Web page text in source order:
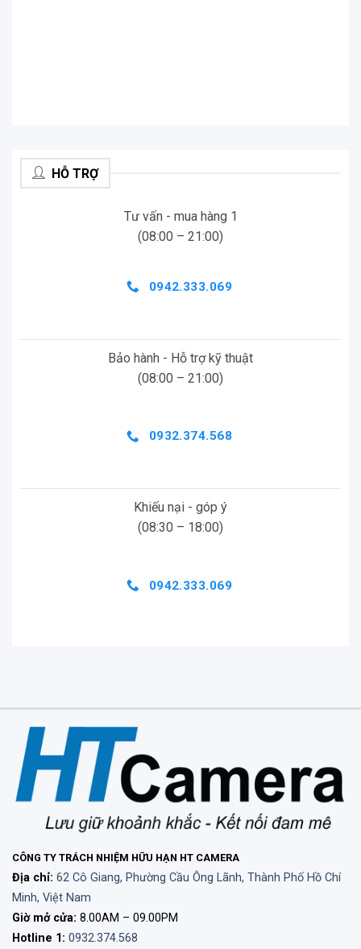
HỖ TRỢ
Tư vấn - mua hàng 1
(08:00 – 21:00)
0942.333.069
Bảo hành - Hỗ trợ kỹ thuật
(08:00 – 21:00)
0932.374.568
Khiếu nại - góp ý
(08:30 – 18:00)
0942.333.069
CÔNG TY TRÁCH NHIỆM HỮU HẠN HT CAMERA
Địa chỉ: 62 Cô Giang, Phường Cầu Ông Lãnh, Thành Phố Hồ Chí
Minh, Việt Nam
Giờ mở cửa: 8.00AM – 09.00PM
Hotline 1: 0932.374.568